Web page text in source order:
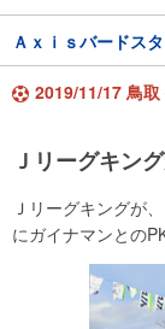
Ａｘｉｓバードス
2019/11/17 鳥取
Ｊリーグキン
Ｊリーグキングが
にガイナマンとの